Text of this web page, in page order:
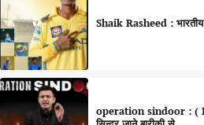
Shaik Rasheed :
operation sindoor : ( India vs Pak) : क्या है ऑपरेशन